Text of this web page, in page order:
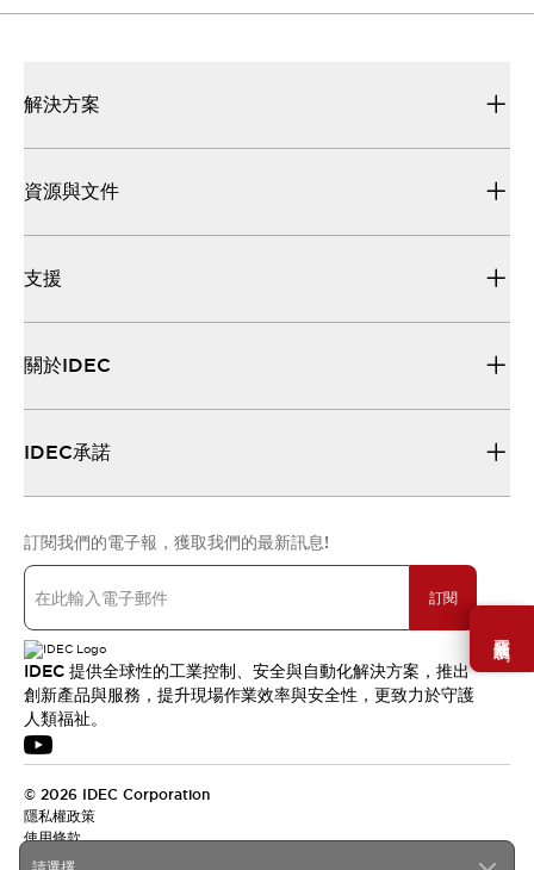
需要幫助嗎？
解決方案
資源與文件
支援
關於IDEC
IDEC承諾
訂閱我們的電子報，獲取我們的最新訊息!
訂閱
IDEC 提供全球性的工業控制、安全與自動化解決方案，推出
創新產品與服務，提升現場作業效率與安全性，更致力於守護
人類福祉。
© 2026 IDEC Corporation
隱私權政策
使用條款